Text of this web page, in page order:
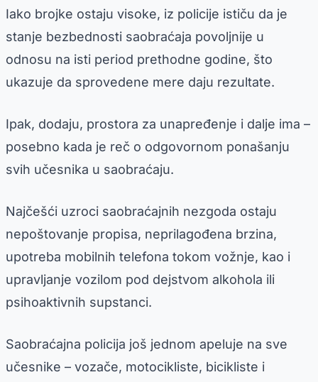
Iako brojke ostaju visoke, iz policije ističu da je
stanje bezbednosti saobraćaja povoljnije u
odnosu na isti period prethodne godine, što
ukazuje da sprovedene mere daju rezultate.
Ipak, dodaju, prostora za unapređenje i dalje ima –
posebno kada je reč o odgovornom ponašanju
svih učesnika u saobraćaju.
Najčešći uzroci saobraćajnih nezgoda ostaju
nepoštovanje propisa, neprilagođena brzina,
upotreba mobilnih telefona tokom vožnje, kao i
upravljanje vozilom pod dejstvom alkohola ili
psihoaktivnih supstanci.
Saobraćajna policija još jednom apeluje na sve
učesnike – vozače, motocikliste, bicikliste i